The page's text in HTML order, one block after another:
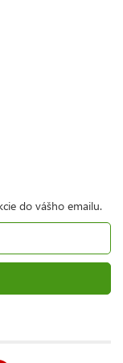
do vášho emailu.